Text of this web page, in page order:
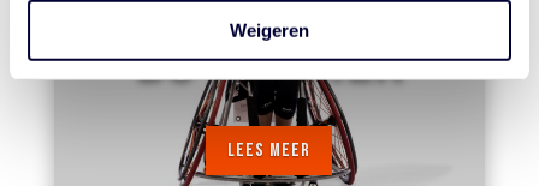
Weigeren
BO KRAMER
LEES MEER